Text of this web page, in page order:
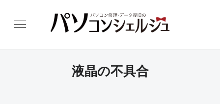
液晶の不具合